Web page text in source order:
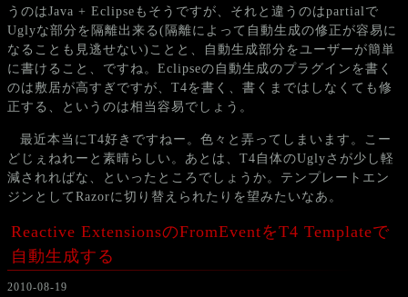
うのはJava + Eclipseもそうですが、それと違うのはpartialで
Uglyな部分を隔離出来る(隔離によって自動生成の修正が容易に
なることも見逃せない)ことと、自動生成部分をユーザーが簡単
に書けること、ですね。Eclipseの自動生成のプラグインを書く
のは敷居が高すぎですが、T4を書く、書くまではしなくても修
正する、というのは相当容易でしょう。
最近本当にT4好きですねー。色々と弄ってしまいます。こー
どじぇねれーと素晴らしい。あとは、T4自体のUglyさが少し軽
減されればな、といったところでしょうか。テンプレートエン
ジンとしてRazorに切り替えられたりを望みたいなあ。
Reactive ExtensionsのFromEventをT4 Templateで
自動生成する
2010-08-19